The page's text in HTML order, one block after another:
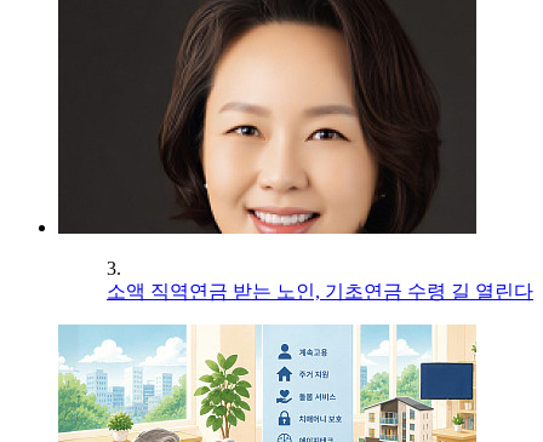
3.
소액 직역연금 받는 노인, 기초연금 수령 길 열린다